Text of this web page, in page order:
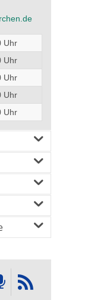
Uhr
Uhr
Uhr
Uhr
Uhr